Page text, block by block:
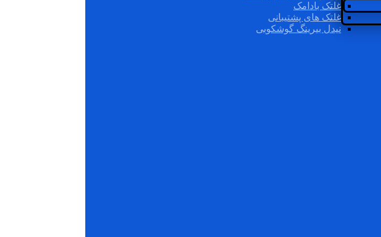
غلتک بادامک
غلتک های پشتیبانی
نیدل بیرینگ گوشکوبی